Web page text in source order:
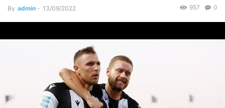
By admin - 13/09/2022 0
957